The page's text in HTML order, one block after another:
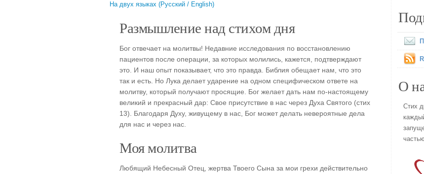
На двух языках (Русский / English)
Размышление над стихом дня
Бог отвечает на молитвы! Недавние исследования по восстановлению
пациентов после операции, за которых молились, кажется, подтверждают
это. И наш опыт показывает, что это правда. Библия обещает нам, что это
так и есть. Но Лука делает ударение на одном специфическом ответе на
молитву, который получают просящие. Бог желает дать нам по-настоящему
великий и прекрасный дар: Свое присутствие в нас через Духа Святого (стих
13). Благодаря Духу, живущему в нас, Бог может делать невероятные дела
для нас и через нас.
Моя молитва
Любящий Небесный Отец, жертва Твоего Сына за мои грехи действительно
О
Стих